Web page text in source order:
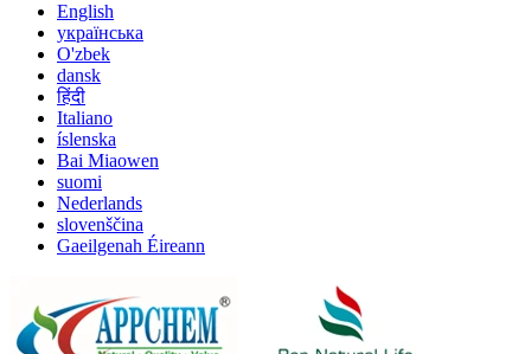
English
українська
O'zbek
dansk
हिंदी
Italiano
íslenska
Bai Miaowen
suomi
Nederlands
slovenščina
Gaeilgenah Éireann